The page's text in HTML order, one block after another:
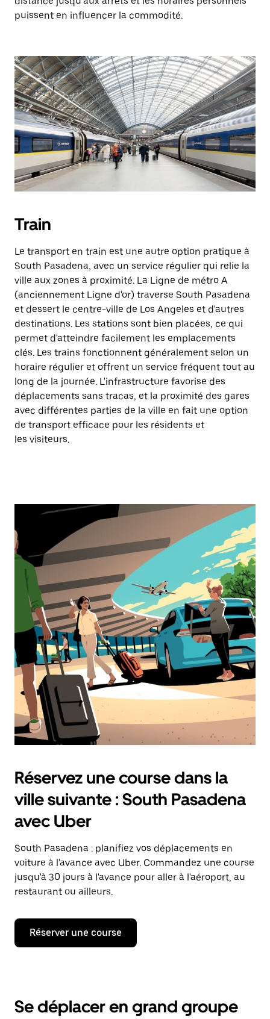
puissent en influencer la commodité.
Train
Le transport en train est une autre option pratique à
South Pasadena, avec un service régulier qui relie la
ville aux zones à proximité. La Ligne de métro A
(anciennement Ligne d'or) traverse South Pasadena
et dessert le centre-ville de Los Angeles et d'autres
destinations. Les stations sont bien placées, ce qui
permet d'atteindre facilement les emplacements
clés. Les trains fonctionnent généralement selon un
horaire régulier et offrent un service fréquent tout au
long de la journée. L'infrastructure favorise des
déplacements sans tracas, et la proximité des gares
avec différentes parties de la ville en fait une option
de transport efficace pour les résidents et
les visiteurs.
Réservez une course dans la
ville suivante : South Pasadena
avec Uber
South Pasadena : planifiez vos déplacements en
voiture à l'avance avec Uber. Commandez une course
jusqu'à 30 jours à l'avance pour aller à l'aéroport, au
restaurant ou ailleurs.
Réserver une course
Se déplacer en grand groupe